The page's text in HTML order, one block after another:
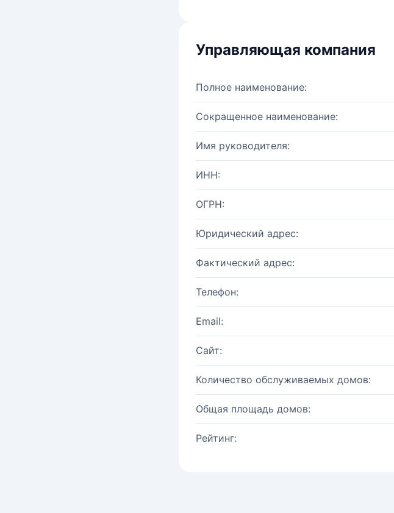
Управляющая компания
Полное наименование:
Сокращенное наименование:
Имя руководителя:
ИНН:
ОГРН:
Юридический адрес:
Фактический адрес:
Телефон:
Email:
Сайт:
Количество обслуживаемых домов:
Общая площадь домов:
Рейтинг: